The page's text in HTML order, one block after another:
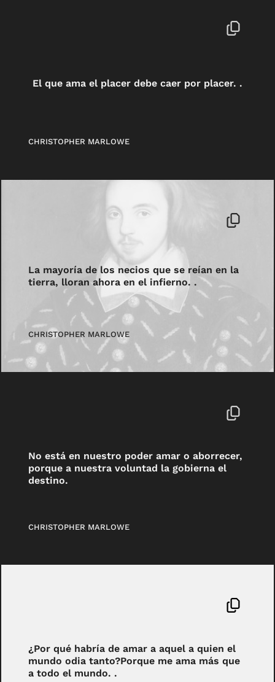
El que ama el placer debe caer por placer. .
CHRISTOPHER MARLOWE
La mayoría de los necios que se reían en la
tierra, lloran ahora en el infierno. .
CHRISTOPHER MARLOWE
No está en nuestro poder amar o aborrecer,
porque a nuestra voluntad la gobierna el
destino.
CHRISTOPHER MARLOWE
¿Por qué habría de amar a aquel a quien el
mundo odia tanto?Porque me ama más que
a todo el mundo. .